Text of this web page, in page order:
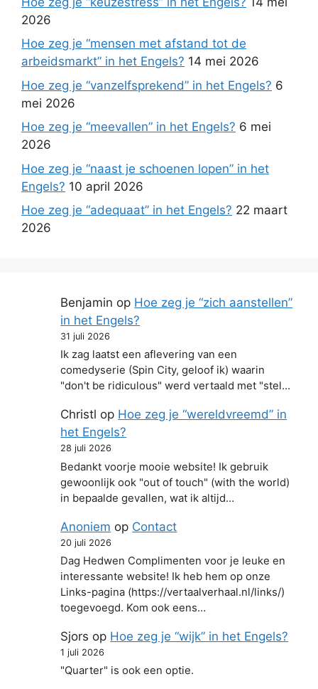
2026
Hoe zeg je “mensen met afstand tot de
arbeidsmarkt” in het Engels? 14 mei 2026
Hoe zeg je “vanzelfsprekend” in het Engels? 6
mei 2026
Hoe zeg je “meevallen” in het Engels? 6 mei
2026
Hoe zeg je “naast je schoenen lopen” in het
Engels? 10 april 2026
Hoe zeg je “adequaat” in het Engels? 22 maart
2026
Benjamin op Hoe zeg je “zich aanstellen”
in het Engels?
31 juli 2026
Ik zag laatst een aflevering van een
comedyserie (Spin City, geloof ik) waarin
"don't be ridiculous" werd vertaald met "stel…
Christl op Hoe zeg je “wereldvreemd” in
het Engels?
28 juli 2026
Bedankt voorje mooie website! Ik gebruik
gewoonlijk ook "out of touch" (with the world)
in bepaalde gevallen, wat ik altijd…
Anoniem op Contact
20 juli 2026
Dag Hedwen Complimenten voor je leuke en
interessante website! Ik heb hem op onze
Links-pagina (https://vertaalverhaal.nl/links/)
toegevoegd. Kom ook eens…
Sjors op Hoe zeg je “wijk” in het Engels?
1 juli 2026
"Quarter" is ook een optie.